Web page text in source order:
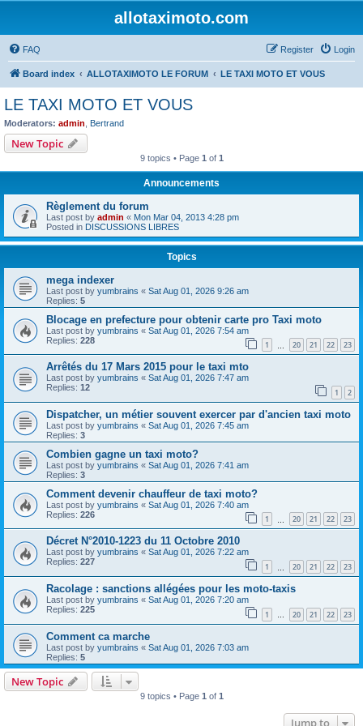
allotaximoto.com
FAQ Login
Register
Board index ALLOTAXIMOTO LE FORUM LE TAXI MOTO ET VOUS
LE TAXI MOTO ET VOUS
Moderators: admin Bertrand
New Topic
9 topics • Page 1 of 1
Announcements
Règlement du forum
Last post by admin « Mon Mar 04, 2013 4:28 pm
Posted in DISCUSSIONS LIBRES
Topics
mega indexer
Last post by yumbrains « Sat Aug 01, 2026 9:26 am
Replies: 5
Blocage en prefecture pour obtenir carte pro Taxi moto
Last post by yumbrains « Sat Aug 01, 2026 7:54 am
Replies: 228 1 20 21 22 23
Arrêtés du 17 Mars 2015 pour le taxi mto
Last post by yumbrains « Sat Aug 01, 2026 7:47 am
Replies: 12 1 2
Dispatcher, un métier souvent exercer par d'ancien taxi moto
Last post by yumbrains « Sat Aug 01, 2026 7:45 am
Replies: 3
Combien gagne un taxi moto?
Last post by yumbrains « Sat Aug 01, 2026 7:41 am
Replies: 3
Comment devenir chauffeur de taxi moto?
Last post by yumbrains « Sat Aug 01, 2026 7:40 am
Replies: 226 1 20 21 22 23
Décret N°2010-1223 du 11 Octobre 2010
Last post by yumbrains « Sat Aug 01, 2026 7:22 am
Replies: 227 1 20 21 22 23
Racolage : sanctions allégées pour les moto-taxis
Last post by yumbrains « Sat Aug 01, 2026 7:20 am
Replies: 225 1 … 20 21 22 23
Comment ca marche
Last post by yumbrains « Sat Aug 01, 2026 7:03 am
Replies: 5
New Topic
9 topics • Page 1 of 1
Jump to